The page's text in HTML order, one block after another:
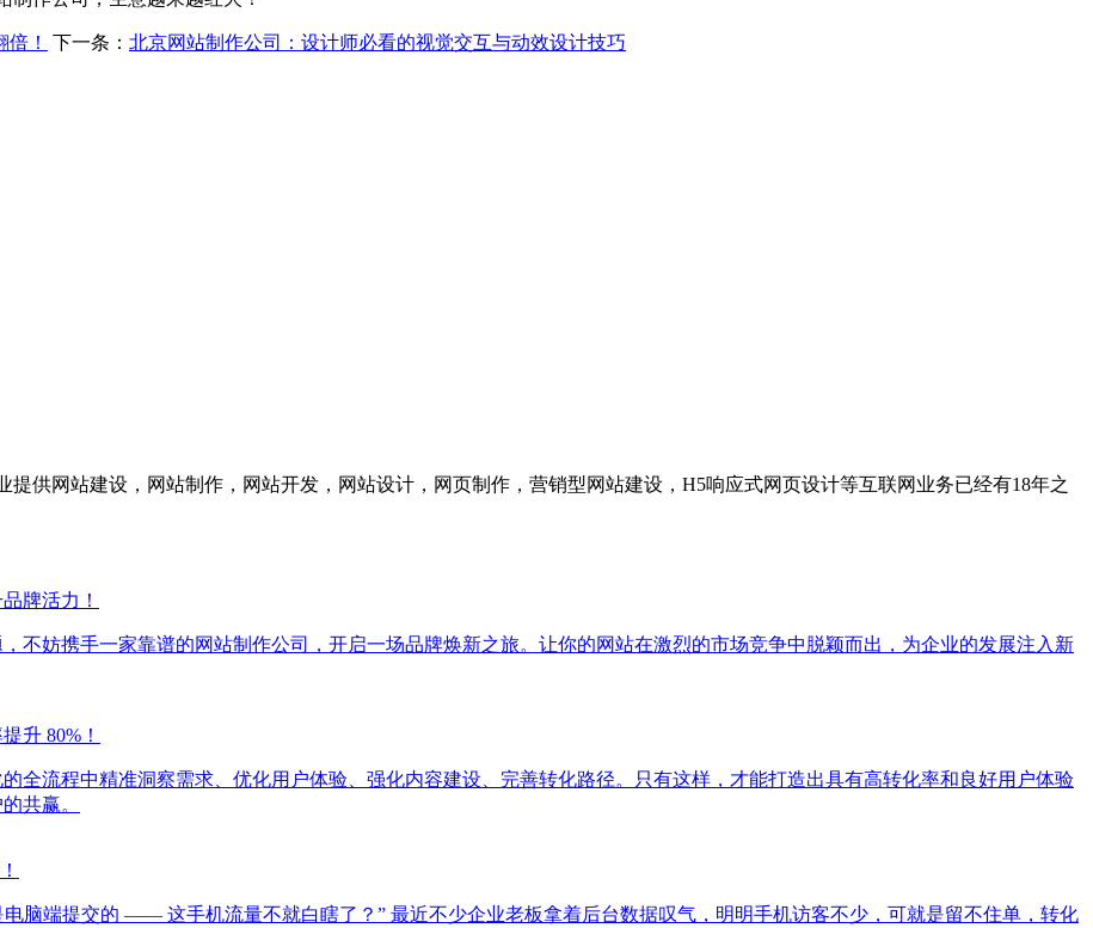
！ 下一条： 北京网站制作公司：设计师必看的视觉交互与动效设计技巧
供网站建设，网站制作，网站开发，网站设计，网页制作，营销型网站建设，H5响应式网页设计等互联网业务已经有18年之
牌活力！
不妨携手一家靠谱的网站制作公司，开启一场品牌焕新之旅。让你的网站在激烈的市场竞争中脱颖而出，为企业的发展注入新
升 80%！
全流程中精准洞察需求、优化用户体验、强化内容建设、完善转化路径。只有这样，才能打造出具有高转化率和良好用户体验
共赢。
电脑端提交的 —— 这手机流量不就白瞎了？” 最近不少企业老板拿着后台数据叹气，明明手机访客不少，可就是留不住单，转化